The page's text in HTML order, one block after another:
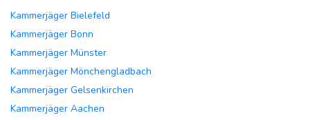
Kammerjäger Bielefeld
Kammerjäger Bonn
Kammerjäger Münster
Kammerjäger Mönchengladbach
Kammerjäger Gelsenkirchen
Kammerjäger Aachen